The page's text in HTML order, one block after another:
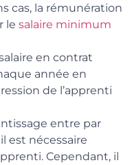
cas, la rémunération
le salaire minimum
en contrat
année en
de l’apprenti
entre par
est nécessaire
Cependant, il